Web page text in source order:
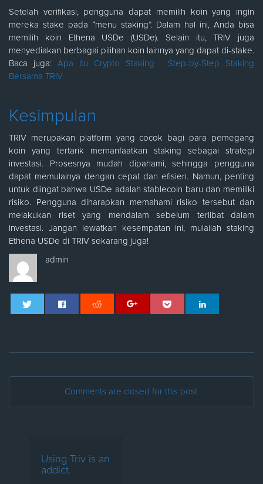
Setelah verifikasi, pengguna dapat memilih koin yang ingin
mereka stake pada “menu staking”. Dalam hal ini, Anda bisa
memilih koin Ethena USDe (USDe). Selain itu, TRIV juga
menyediakan berbagai pilihan koin lainnya yang dapat di-stake.
Baca juga: Apa Itu Crypto Staking : Step-by-Step Staking
Bersama TRIV
Kesimpulan
TRIV merupakan platform yang cocok bagi para pemegang
koin yang tertarik memanfaatkan staking sebagai strategi
investasi. Prosesnya mudah dipahami, sehingga pengguna
dapat memulainya dengan cepat dan efisien. Namun, penting
untuk diingat bahwa USDe adalah stablecoin baru dan memiliki
risiko. Pengguna diharapkan memahami risiko tersebut dan
melakukan riset yang mendalam sebelum terlibat dalam
investasi. Jangan lewatkan kesempatan ini, mulailah staking
Ethena USDe di TRIV sekarang juga!
admin
Comments are closed for this post.
Using Triv is an
addict.